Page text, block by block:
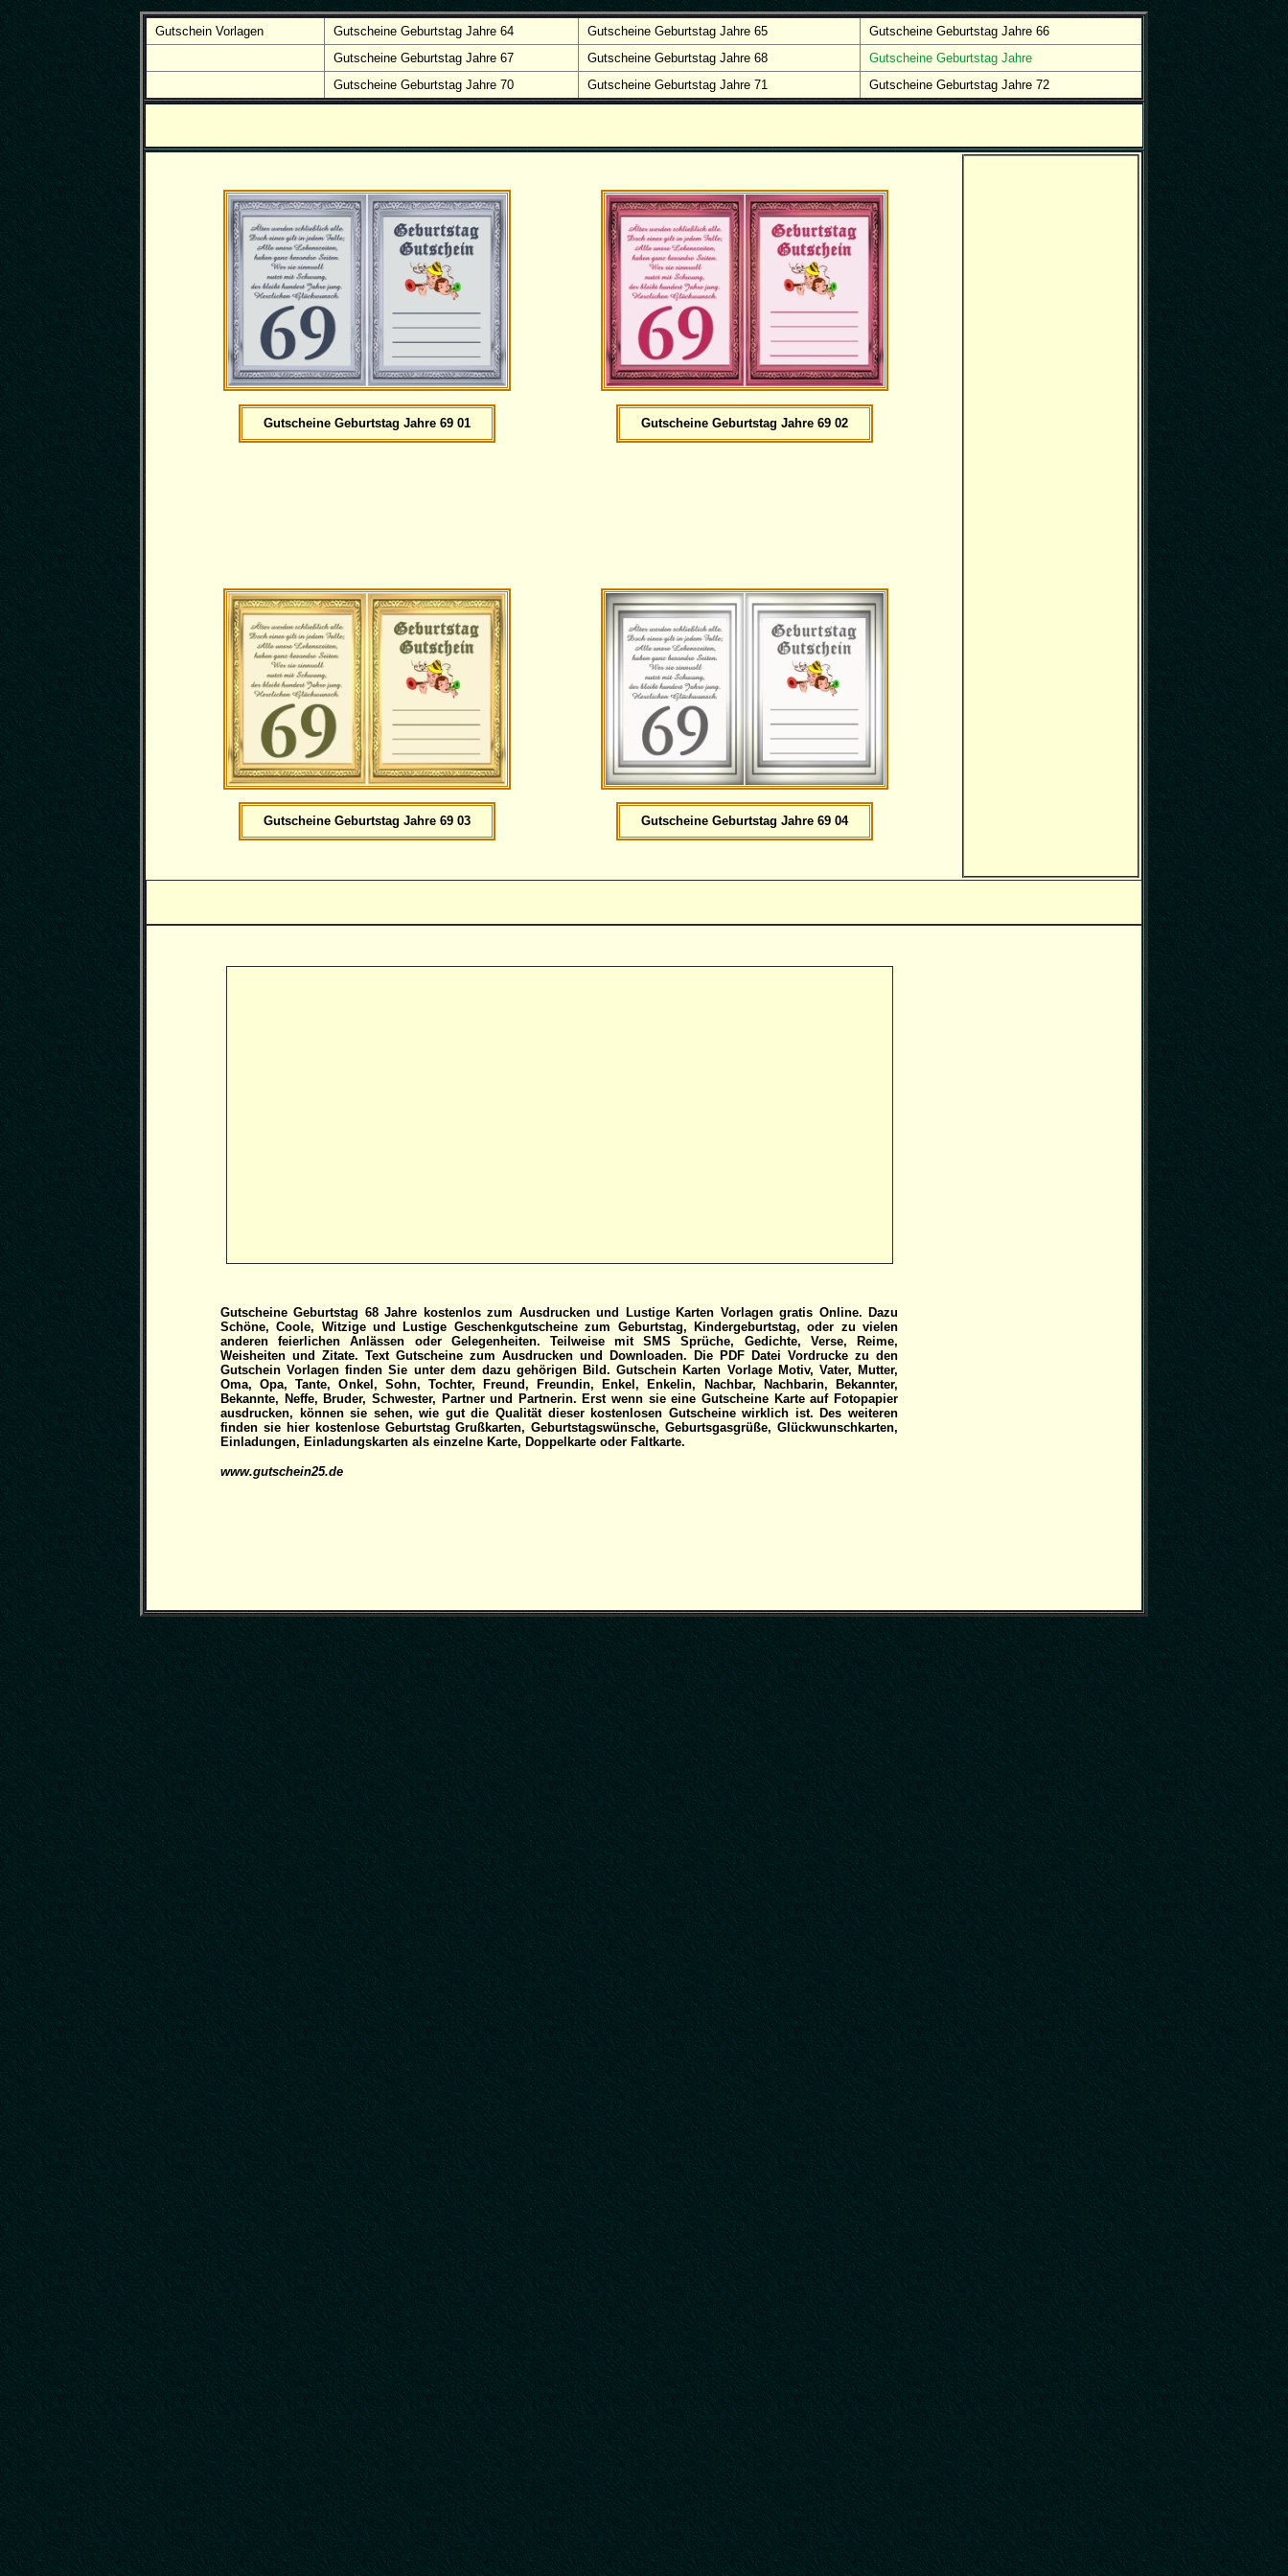
Gutschein Vorlagen Gutscheine Geburtstag Jahre 64 Gutscheine Geburtstag Jahre 65
Gutscheine Geburtstag Jahre 66
Gutscheine Geburtstag Jahre 67
Gutscheine Geburtstag Jahre 68
Gutscheine Geburtstag Jahre
Gutscheine Geburtstag Jahre 70
Gutscheine Geburtstag Jahre 71 Gutscheine Geburtstag Jahre 72
Gutscheine Geburtstag Jahre 69 01 Gutscheine Geburtstag Jahre 69 02
Gutscheine Geburtstag Jahre 69 03 Gutscheine Geburtstag Jahre 69 04
Gutscheine Geburtstag 68 Jahre kostenlos zum Ausdrucken und Lustige Karten Vorlagen gratis Online. Dazu
Schöne, Coole, Witzige und Lustige Geschenkgutscheine zum Geburtstag, Kindergeburtstag, oder zu vielen
anderen feierlichen Anlässen oder Gelegenheiten. Teilweise mit SMS Sprüche, Gedichte, Verse, Reime,
Weisheiten und Zitate. Text Gutscheine zum Ausdrucken und Downloaden. Die PDF Datei Vordrucke zu den
Gutschein Vorlagen finden Sie unter dem dazu gehörigen Bild. Gutschein Karten Vorlage Motiv, Vater, Mutter,
Oma, Opa, Tante, Onkel, Sohn, Tochter, Freund, Freundin, Enkel, Enkelin, Nachbar, Nachbarin, Bekannter,
Bekannte, Neffe, Bruder, Schwester, Partner und Partnerin. Erst wenn sie eine Gutscheine Karte auf Fotopapier
ausdrucken, können sie sehen, wie gut die Qualität dieser kostenlosen Gutscheine wirklich ist. Des weiteren
finden sie hier kostenlose Geburtstag Grußkarten, Geburtstagswünsche, Geburtsgasgrüße, Glückwunschkarten,
Einladungen, Einladungskarten als einzelne Karte, Doppelkarte oder Faltkarte.
www.gutschein25.de